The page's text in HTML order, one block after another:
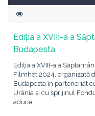
Ediția a XVIII-a a
Budapesta
Ediția a XVIII-a a
Filmhét 2024, organizată
Budapesta în parteneriat
Uránia și cu sprijinul
aduce